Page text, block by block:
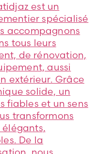
est un
spécialisé
accompagnons
tous leurs
de rénovation,
aussi
extérieur. Grâce
solide, un
fiables et un sens
transformons
élégants,
De la